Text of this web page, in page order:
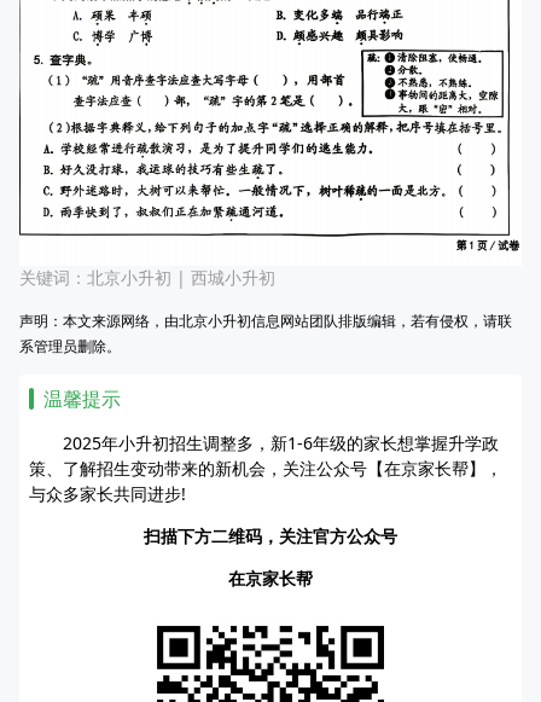
关键词： 北京小升初 | 西城小升初
声明：本文来源网络，由北京小升初信息网站团队排版编辑，若有侵权，请联
系管理员删除。
温馨提示
2025年小升初招生调整多，新1-6年级的家长想掌握升学政
策、了解招生变动带来的新机会，关注公众号【在京家长帮】，
与众多家长共同进步!
扫描下方二维码，关注官方公众号
在京家长帮